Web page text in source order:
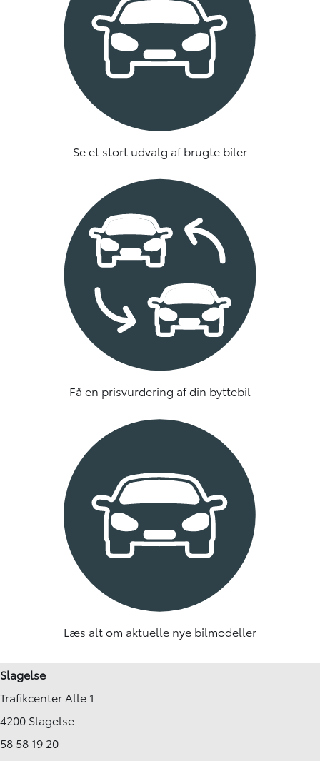
Se et stort udvalg af brugte biler
Få en prisvurdering af din byttebil
Læs alt om aktuelle nye bilmodeller
Slagelse
Trafikcenter Alle 1
4200 Slagelse
58 58 19 20